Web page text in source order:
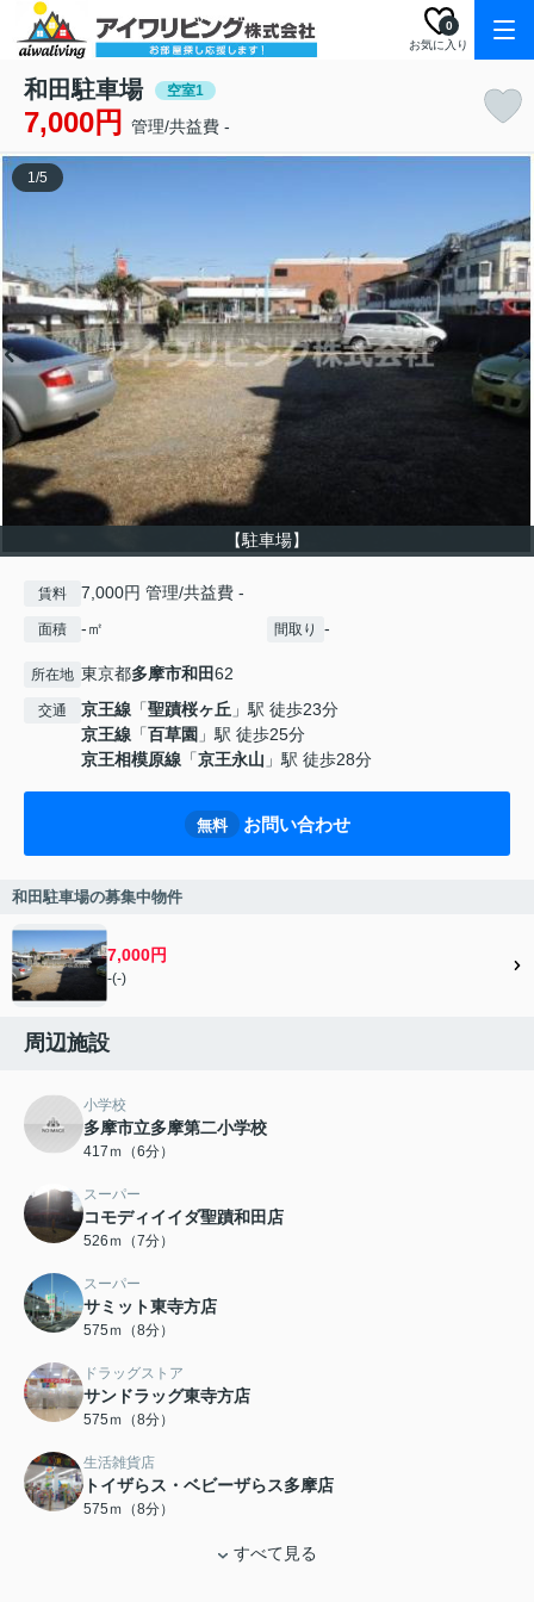
お気に入り
0
和田駐車場 空室1
7,000円 管理/共益費 -
【駐車場】
1/5
賃料 7,000円 管理/共益費 -
面積 -㎡ 間取り -
所在地 東京都多摩市和田62
交通 京王線 「聖蹟桜ヶ丘 」駅 徒歩23分
京王線 「百草園 」駅 徒歩25分
京王相模原線 「京王永山 」駅 徒歩28分
無料 お問い合わせ
和田駐車場の募集中物件
7,000円
-(-)
周辺施設
小学校
多摩市立多摩第二小学校
417ｍ（6分）
スーパー
コモディイイダ聖蹟和田店
526ｍ（7分）
スーパー
サミット東寺方店
575ｍ（8分）
ドラッグストア
サンドラッグ東寺方店
575ｍ（8分）
生活雑貨店
トイザらス・ベビーザらス多摩店
575ｍ（8分）
すべて見る